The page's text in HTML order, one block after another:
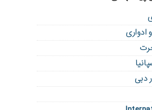
ادواری
دبی